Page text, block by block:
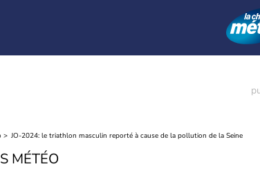
JO-2024: le triathlon masculin reporté à cause de la pollution de la Seine
MÉTÉO